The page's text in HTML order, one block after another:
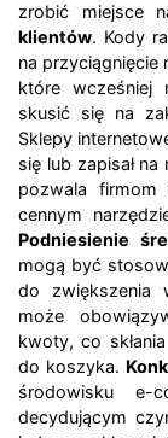
zrobić miejsce
klientów. Kody
na
które wcześniej
skusić się na
Sklepy
się lub zapisał
pozwala
cennym
Podniesienie
mogą być
do zwiększenia
może
kwoty, co
do koszyka.
środowisku e-
decydującym